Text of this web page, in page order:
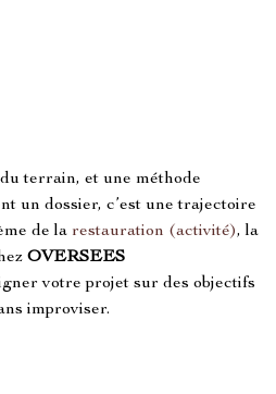
terrain, et une méthode
un dossier, c’est une trajectoire
de la restauration (activité), la
OVERSEES
votre projet sur des objectifs
improviser.